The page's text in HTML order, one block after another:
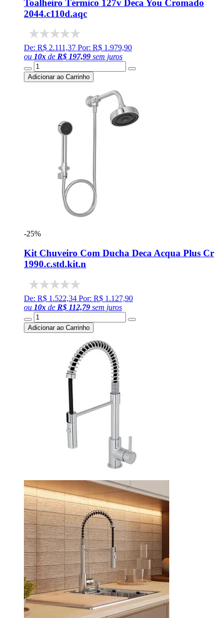
Toalheiro Térmico 127v Deca You Cromado
2044.c110d.aqc
De: R$ 2.111,37 Por: R$ 1.979,90
ou 10x de R$ 197,99 sem juros
Adicionar ao Carrinho
-25%
Kit Chuveiro Com Ducha Deca Acqua Plus Cr
1990.c.std.kit.n
De: R$ 1.522,34 Por: R$ 1.127,90
ou 10x de R$ 112,79 sem juros
Adicionar ao Carrinho